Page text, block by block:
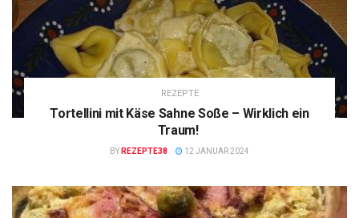
REZEPTE
Tortellini mit Käse Sahne Soße – Wirklich ein
Traum!
BY REZEPTE38 12 JANUAR 2024